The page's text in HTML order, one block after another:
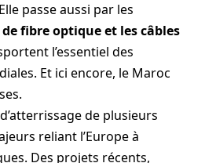
passe aussi par les
fibre optique et les câbles
l’essentiel des
Et ici encore, le Maroc
de plusieurs
reliant l’Europe à
Des projets récents,